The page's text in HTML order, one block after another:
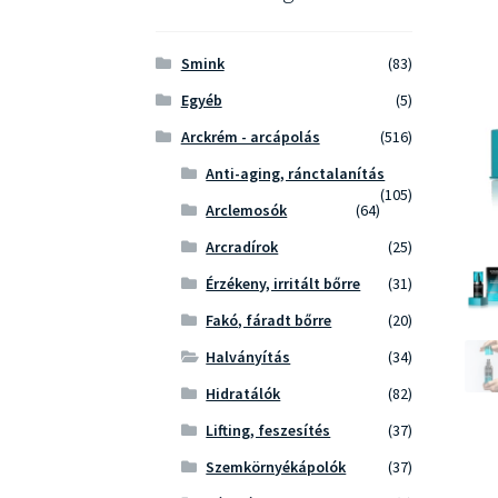
Smink
(83)
Egyéb
(5)
Arckrém - arcápolás
(516)
Anti-aging, ránctalanítás
(105)
Arclemosók
(64)
Arcradírok
(25)
Érzékeny, irritált bőrre
(31)
Fakó, fáradt bőrre
(20)
Halványítás
(34)
Hidratálók
(82)
Lifting, feszesítés
(37)
Szemkörnyékápolók
(37)